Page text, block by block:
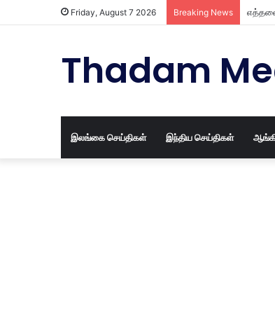
Friday, August 7 2026 Breaking News
Thadam
இலங்கை செய்திகள் இந்திய செய்திகள்